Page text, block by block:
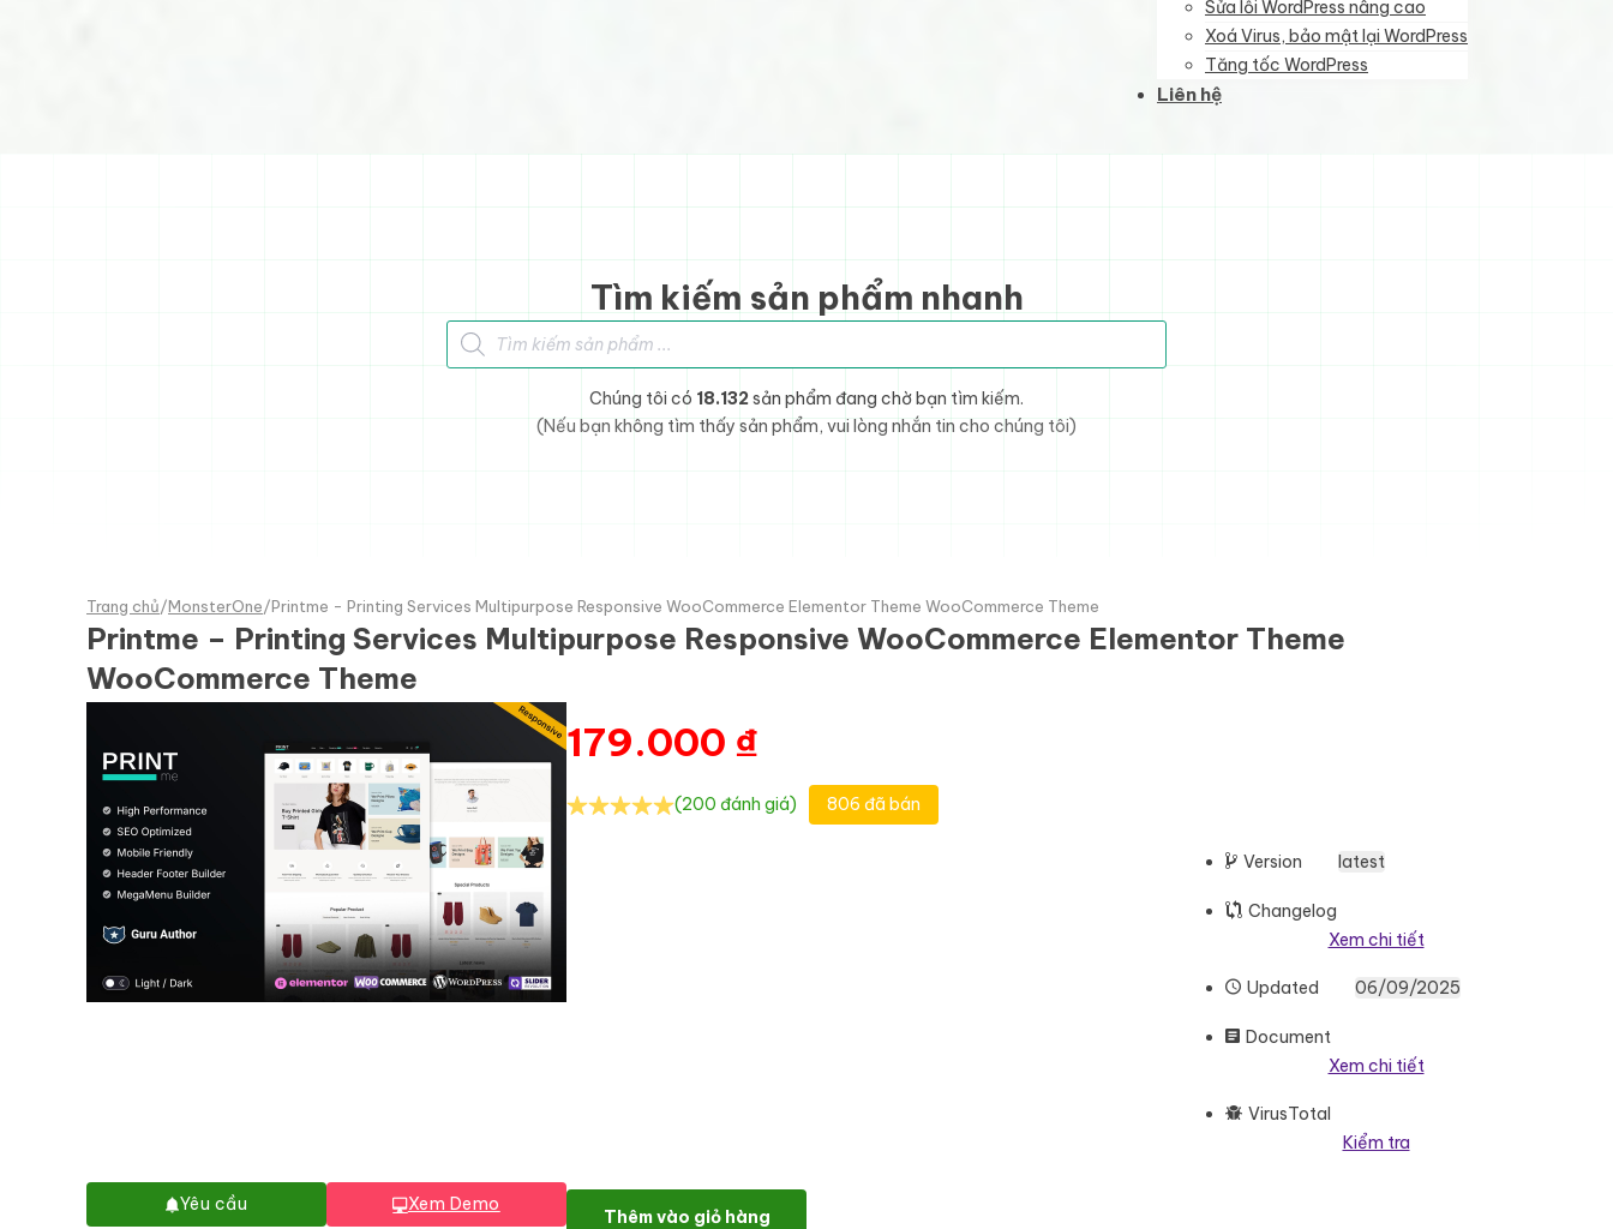
Sửa lỗi WordPress nâng cao
Xoá Virus, bảo mật lại WordPress
Tăng tốc WordPress
Liên hệ
Tìm kiếm sản phẩm nhanh
Tìm kiếm sản phẩm
Chúng tôi có 18.132 sản phẩm đang chờ bạn tìm kiếm.
(Nếu bạn không tìm thấy sản phẩm, vui lòng nhắn tin cho chúng tôi)
Trang chủ/MonsterOne/Printme - Printing Services Multipurpose Responsive WooCommerce Elementor Theme WooCommerce Theme
Printme – Printing Services Multipurpose Responsive WooCommerce Elementor Theme
WooCommerce Theme
Yêu cầu Xem Demo
179.000 ₫
(200 đánh giá) 806 đã bán
Version latest
Changelog
Xem chi tiết
Updated 06/09/2025
Document
Xem chi tiết
VirusTotal
Kiểm tra
Printme - Printing Services Multipurpose Responsive WooCommerce Elementor Theme WooCommerce Theme số lượng
Thêm vào giỏ hàng